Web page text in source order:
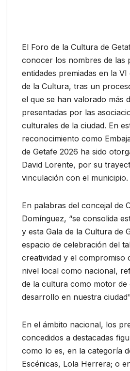
El Foro de la Cultura de
conocer los nombres de las
entidades premiadas en la VI
de la Cultura, tras un
el que se han valorado más
presentadas por las
culturales de la ciudad. En
reconocimiento como
de Getafe 2026 ha sido
David Lorente, por su
vinculación con el municipio.
En palabras del concejal de
Domínguez, “se consolida
y esta Gala de la Cultura de
espacio de celebración del
creatividad y el compromiso
nivel local como nacional,
de la cultura como motor de
desarrollo en nuestra
En el ámbito nacional, los
concedidos a destacadas
como lo es, en la categoría
Escénicas, Lola Herrera; o